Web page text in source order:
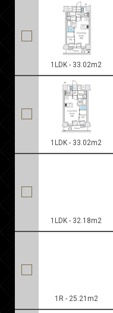
1LDK - 33.02m2
1LDK - 33.02m2
1LDK - 32.18m2
1R - 25.21m2